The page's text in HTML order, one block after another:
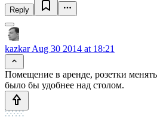
Reply
kazkarAug 30 2014 at 18:21
Помещение в аренде, розетки
было бы удобнее над столом.